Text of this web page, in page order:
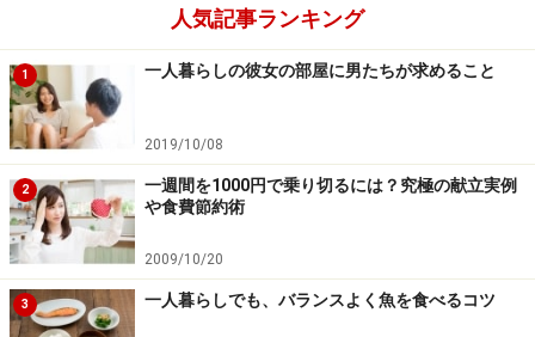
人気記事ランキング
1 一人暮らしの彼女の部屋に男たちが求めること
2019/10/08
2
一週間を1000円で乗り切るには？究極の献立実例
や食費節約術
2009/10/20
3 一人暮らしでも、バランスよく魚を食べるコツ